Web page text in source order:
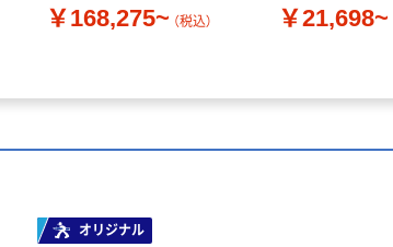
￥168,275~ （税込） ￥21,698~
オリジナル